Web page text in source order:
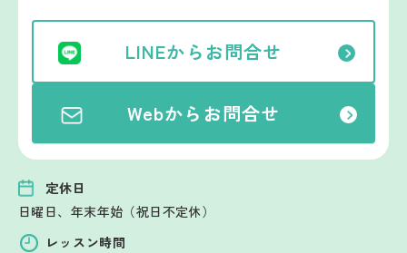
LINEからお問合せ
Webからお問合せ
定休日
日曜日、年末年始（祝日不定休）
レッスン時間